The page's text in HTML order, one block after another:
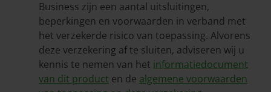
Business zijn een aantal uitsluitingen,
beperkingen en voorwaarden in verband met
het verzekerde risico van toepassing. Alvorens
deze verzekering af te sluiten, adviseren wij u
kennis te nemen van het informatiedocument
van dit product en de algemene voorwaarden